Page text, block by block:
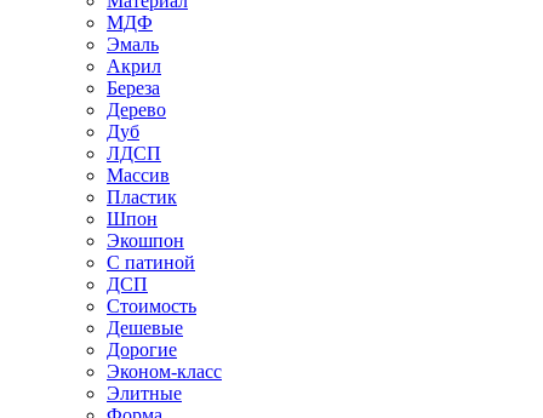
МДФ
Эмаль
Акрил
Береза
Дерево
Дуб
ЛДСП
Массив
Пластик
Шпон
Экошпон
С патиной
ДСП
Стоимость
Дешевые
Дорогие
Эконом-класс
Элитные